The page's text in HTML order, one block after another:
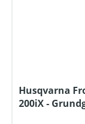
Husqvarna
200iX -